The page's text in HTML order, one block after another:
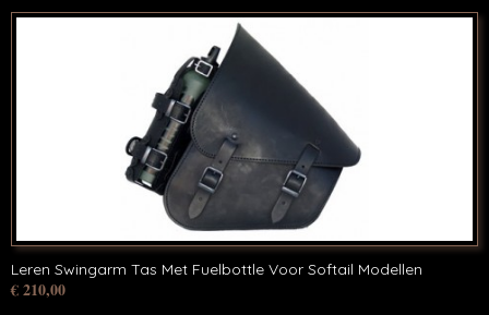
Leren Swingarm Tas Met Fuelbottle Voor Softail Modellen
€ 210,00